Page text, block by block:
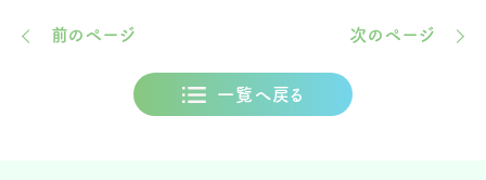
前のページ 次のページ
一覧へ戻る